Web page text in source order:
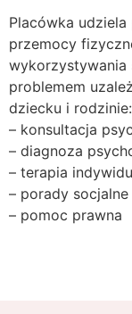
Placówka
przemocy
wykorzystywania
problemem
dziecku i rodzinie:
– konsultacja
– diagnoza
– terapia
– porady socjalne
– pomoc prawna